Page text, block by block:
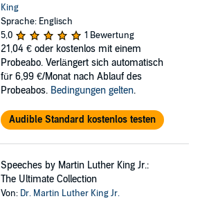
King
Sprache: Englisch
5,0
1 Bewertung
21,04 € oder kostenlos mit einem
Probeabo. Verlängert sich automatisch
für 6,99 €/Monat nach Ablauf des
Probeabos. Bedingungen gelten.
Audible Standard kostenlos testen
Speeches by Martin Luther King Jr.:
The Ultimate Collection
Von: Dr. Martin Luther King Jr.